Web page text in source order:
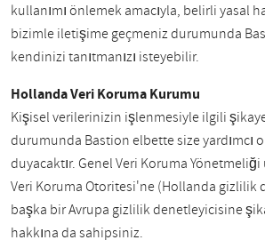
kullanımı önlemek amacıyla, belirli yasal
bizimle iletişime geçmeniz durumunda
kendinizi tanıtmanızı isteyebilir.
Hollanda Veri Koruma Kurumu
Kişisel verilerinizin işlenmesiyle ilgili
durumunda Bastion elbette size yardımcı
duyacaktır. Genel Veri Koruma
Veri Koruma Otoritesi'ne (Hollanda gizlilik
başka bir Avrupa gizlilik denetleyicisine
hakkına da sahipsiniz.